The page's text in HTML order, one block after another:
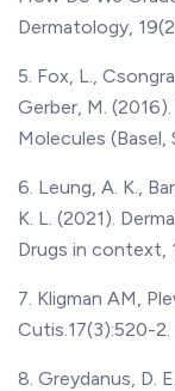
Dermatology,
5. Fox, L.,
Gerber, M.
Molecules (Basel,
6. Leung, A. K.,
K. L. (2021).
Drugs in context,
7. Kligman AM,
Cutis.17(3):520-2.
8. Greydanus, D.